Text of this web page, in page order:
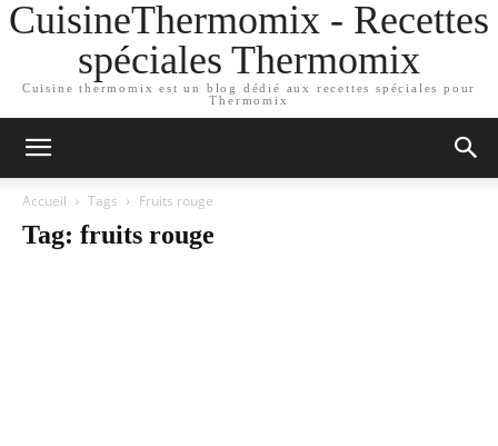
CuisineThermomix - Recettes
spéciales Thermomix
Cuisine thermomix est un blog dédié aux recettes spéciales pour
Thermomix
Accueil Tags Fruits rouge
Tag: fruits rouge